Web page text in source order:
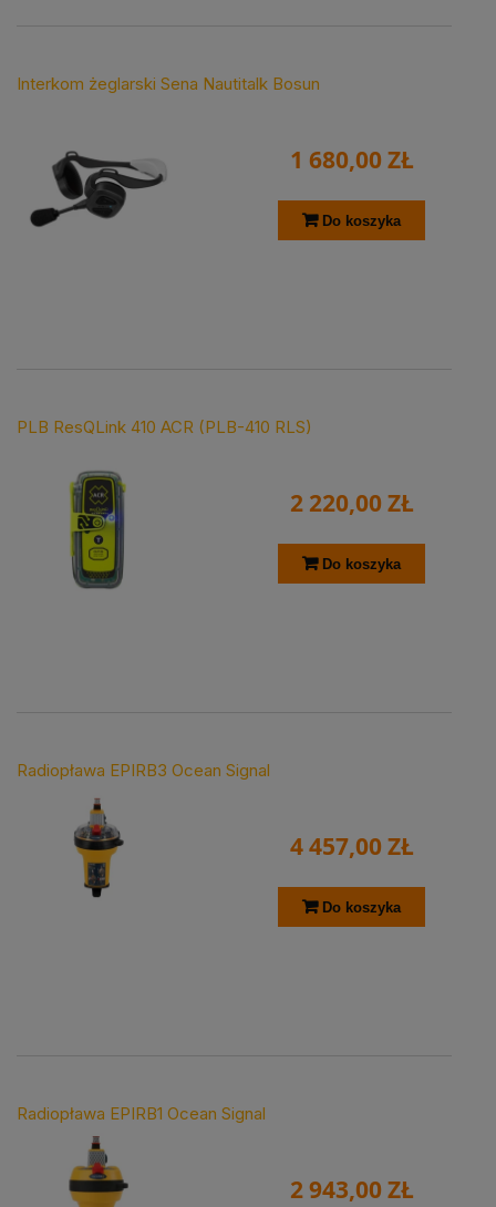
Interkom żeglarski Sena Nautitalk Bosun
1 680,00 ZŁ
Do koszyka
PLB ResQLink 410 ACR (PLB-410 RLS)
2 220,00 ZŁ
Do koszyka
Radiopława EPIRB3 Ocean Signal
4 457,00 ZŁ
Do koszyka
Radiopława EPIRB1 Ocean Signal
2 943,00 ZŁ